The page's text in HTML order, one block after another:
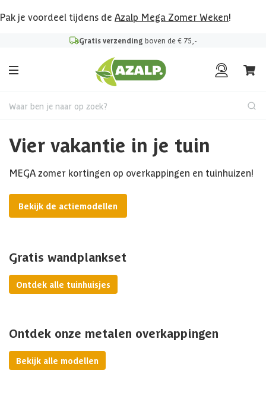
Pak je voordeel tijdens de Azalp Mega Zomer Weken!
Gratis verzending boven de € 75,-
Waar ben je naar op zoek?
Vier vakantie in je tuin
MEGA zomer kortingen op overkappingen en tuinhuizen!
Bekijk de actiemodellen
Gratis wandplankset
Ontdek alle tuinhuisjes
Ontdek onze metalen overkappingen
Bekijk alle modellen